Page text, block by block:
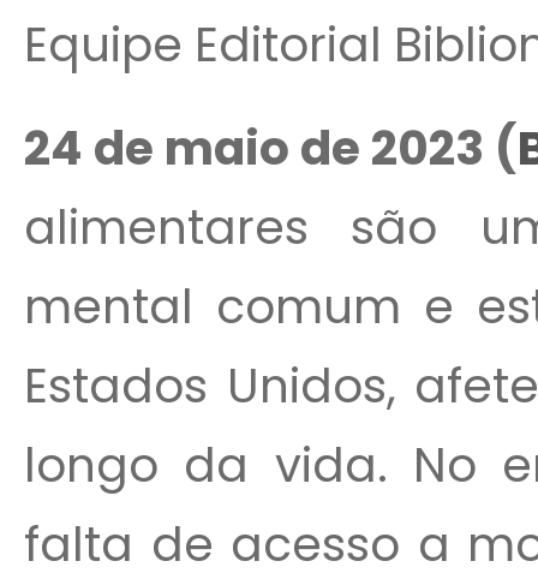
Equipe Editorial
24 de maio de 2023 (
alimentares são
mental comum e
Estados Unidos,
longo da vida. No
falta de acesso a